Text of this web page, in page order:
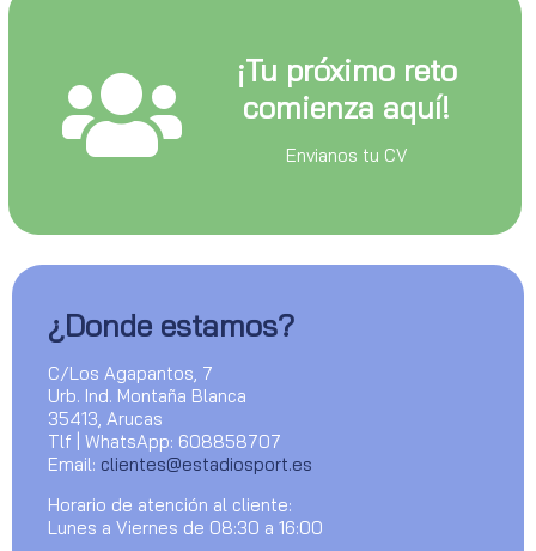
¡Tu próximo reto
comienza aquí!
Envianos tu CV
¿Donde estamos?
C/Los Agapantos, 7
Urb. Ind. Montaña Blanca
35413, Arucas
Tlf | WhatsApp: 608858707
Email: clientes@estadiosport.es
Horario de atención al cliente:
Lunes a Viernes de 08:30 a 16:00